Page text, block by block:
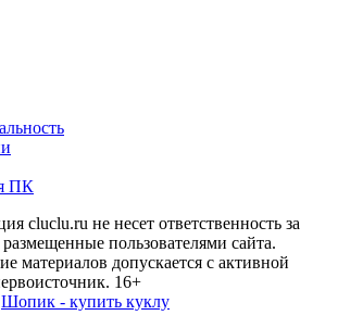
ПК
cluclu.ru не несет ответственность за
пользователями сайта.
материалов допускается с активной
16+
Шопик - купить куклу